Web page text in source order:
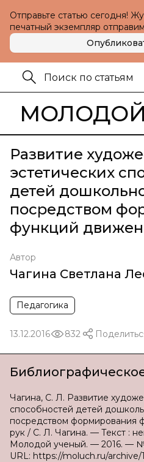
Отправьте статью сегодня!
печатный экземпляр отправим
Развитие
эстетических
детей
посредством
функций
Автор
Чагина Светлана
Педагогика
13.12.2016 832
Чагина, С. Л. Развитие
способностей детей
посредством формирования
рук / С. Л. Чагина. — Текст :
Молодой ученый. — 2016. —
URL: https://moluch.ru/archive/